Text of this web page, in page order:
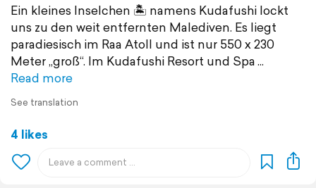
Ein kleines Inselchen 🏝️ namens Kudafushi lockt
uns zu den weit entfernten Malediven. Es liegt
paradiesisch im Raa Atoll und ist nur 550 x 230
Meter „groß“. Im Kudafushi Resort und Spa
Read more
See translation
4 likes